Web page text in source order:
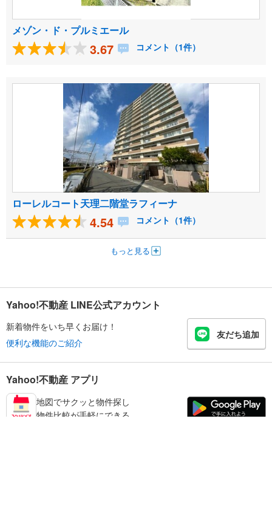
メゾン・ド・プルミエール
3.67 コメント（1件）
ローレルコート天理二階堂ラフィーナ
4.54 コメント（1件）
もっと見る
Yahoo!不動産 LINE公式アカウント
新着物件をいち早くお届け！
便利な機能のご紹介
友だち追加
Yahoo!不動産 アプリ
地図でサクッと物件探し
物件比較が手軽にできる